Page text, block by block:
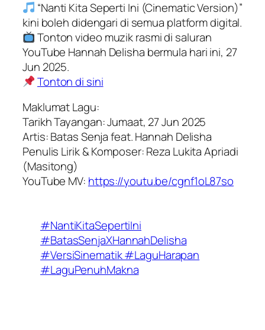
“Nanti Kita Seperti Ini (Cinematic Version)”
kini boleh didengari di semua platform digital.
Tonton video muzik rasmi di saluran
YouTube Hannah Delisha bermula hari ini, 27
Jun 2025.
Tonton di sini
Maklumat Lagu:
Tarikh Tayangan: Jumaat, 27 Jun 2025
Artis: Batas Senja feat. Hannah Delisha
Penulis Lirik & Komposer: Reza Lukita Apriadi
(Masitong)
YouTube MV: https://youtu.be/cgnf1oL87so
#NantiKitaSepertiIni
#BatasSenjaXHannahDelisha
#VersiSinematik #LaguHarapan
#LaguPenuhMakna